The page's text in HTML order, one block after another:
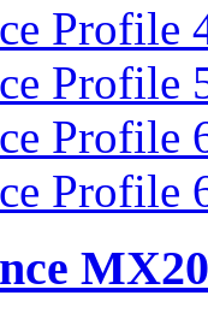
Profile
Profile
Profile
Profile